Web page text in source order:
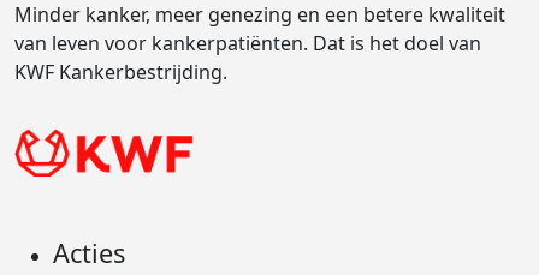
Minder kanker, meer genezing en een betere kwaliteit
van leven voor kankerpatiënten. Dat is het doel van
KWF Kankerbestrijding.
Acties